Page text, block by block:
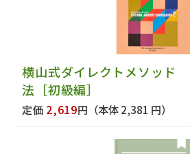
横山式ダイレクトメソッド
法［初級編］
定価 2,619円 （本体 2,381 円）